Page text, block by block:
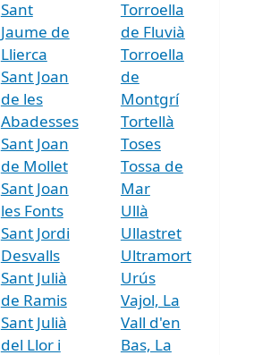
Sant
Jaume de
Llierca
Sant Joan
de les
Abadesses
Sant Joan
de Mollet
Sant Joan
les Fonts
Sant Jordi
Desvalls
Sant Julià
de Ramis
Sant Julià
del Llor i
Torroella
de Fluvià
Torroella
de
Montgrí
Tortellà
Toses
Tossa de
Mar
Ullà
Ullastret
Ultramort
Urús
Vajol, La
Vall d'en
Bas, La